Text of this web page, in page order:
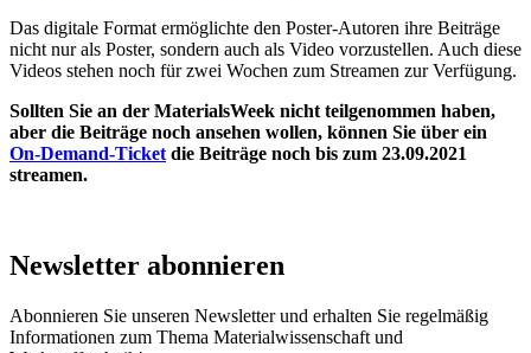
Das digitale Format ermöglichte den Poster-Autoren ihre Beiträge
nicht nur als Poster, sondern auch als Video vorzustellen. Auch diese
Videos stehen noch für zwei Wochen zum Streamen zur Verfügung.
Sollten Sie an der MaterialsWeek nicht teilgenommen haben,
aber die Beiträge noch ansehen wollen, können Sie über ein
On-Demand-Ticket die Beiträge noch bis zum 23.09.2021
streamen.
Newsletter abonnieren
Abonnieren Sie unseren Newsletter und erhalten Sie regelmäßig
Informationen zum Thema Materialwissenschaft und